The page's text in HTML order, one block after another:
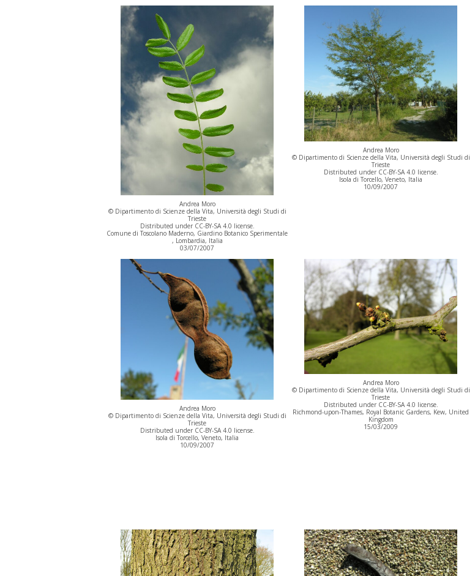
Andrea Moro
© Dipartimento di Scienze della Vita, Università degli Studi di
Trieste
Distributed under CC-BY-SA 4.0 license.
Comune di Toscolano Maderno, Giardino Botanico Sperimentale
, Lombardia, Italia
03/07/2007
Andrea Moro
© Dipartimento di Scienze della Vita, Università degli Studi di
Trieste
Distributed under CC-BY-SA 4.0 license.
Isola di Torcello, Veneto, Italia
10/09/2007
Andrea Moro
© Dipartimento di Scienze della Vita, Università degli Studi di
Trieste
Distributed under CC-BY-SA 4.0 license.
Isola di Torcello, Veneto, Italia
10/09/2007
Andrea Moro
© Dipartimento di Scienze della Vita, Università degli Studi di
Trieste
Distributed under CC-BY-SA 4.0 license.
Richmond-upon-Thames, Royal Botanic Gardens, Kew, United
Kingdom
15/03/2009